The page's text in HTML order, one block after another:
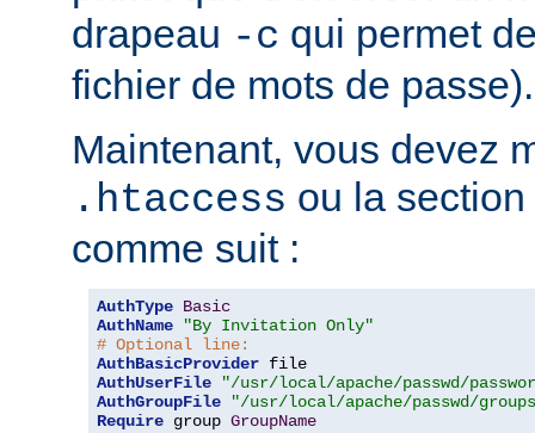
drapeau -c qui permet
fichier de mots de
Maintenant, vous devez
.htaccess ou la section
comme suit :
AuthType Basic
AuthName
"By Invitation Only"
# Optional line:
AuthBasicProvider
AuthUserFile
"/usr/local/apache/passwd/
AuthGroupFile
"/usr/local/apache/passwd/
Require group GroupName